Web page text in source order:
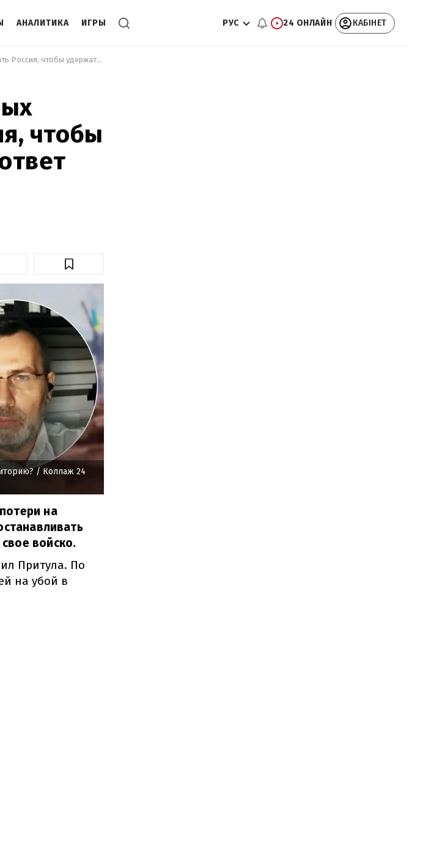
АНАЛИТИКА ИГРЫ РУС 24 ОНЛАЙН КАБІНЕТ
Сколько мобилизованных должна призвать Россия, чтобы удержать территории: ответ эксперта
чтобы
/ Коллаж 24
на
войско.
Притула. По
на убой в